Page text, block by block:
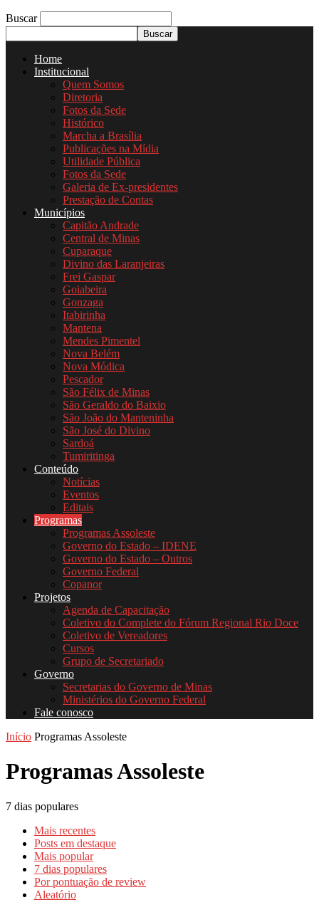
Buscar
Home
Institucional
Quem Somos
Diretoria
Fotos da Sede
Histórico
Marcha a Brasília
Publicações na Mídia
Utilidade Pública
Fotos da Sede
Galeria de Ex-presidentes
Prestação de Contas
Municípios
Capitão Andrade
Central de Minas
Cuparaque
Divino das Laranjeiras
Frei Gaspar
Goiabeira
Gonzaga
Itabirinha
Mantena
Mendes Pimentel
Nova Belém
Nova Módica
Pescador
São Félix de Minas
São Geraldo do Baixio
São João do Manteninha
São José do Divino
Sardoá
Tumiritinga
Conteúdo
Notícias
Eventos
Editais
Programas
Programas Assoleste
Governo do Estado – IDENE
Governo do Estado – Outros
Governo Federal
Copanor
Projetos
Agenda de Capacitação
Coletivo do Complete do Fórum Regional Rio Doce
Coletivo de Vereadores
Cursos
Grupo de Secretariado
Governo
Secretarias do Governo de Minas
Ministérios do Governo Federal
Fale conosco
Início Programas Assoleste
Programas Assoleste
7 dias populares
Mais recentes
Posts em destaque
Mais popular
7 dias populares
Por pontuação de review
Aleatório